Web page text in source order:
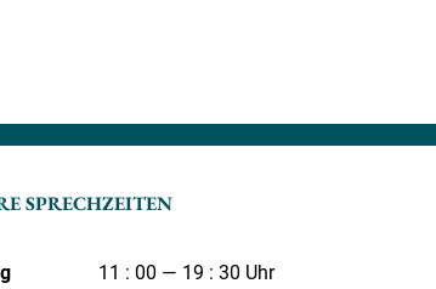
SPRECHZEITEN
11 : 00 19 : 30